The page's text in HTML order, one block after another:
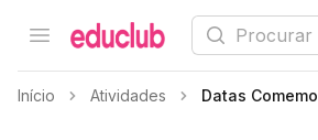
Open menu
Educlub Procurar
Início Atividades Datas